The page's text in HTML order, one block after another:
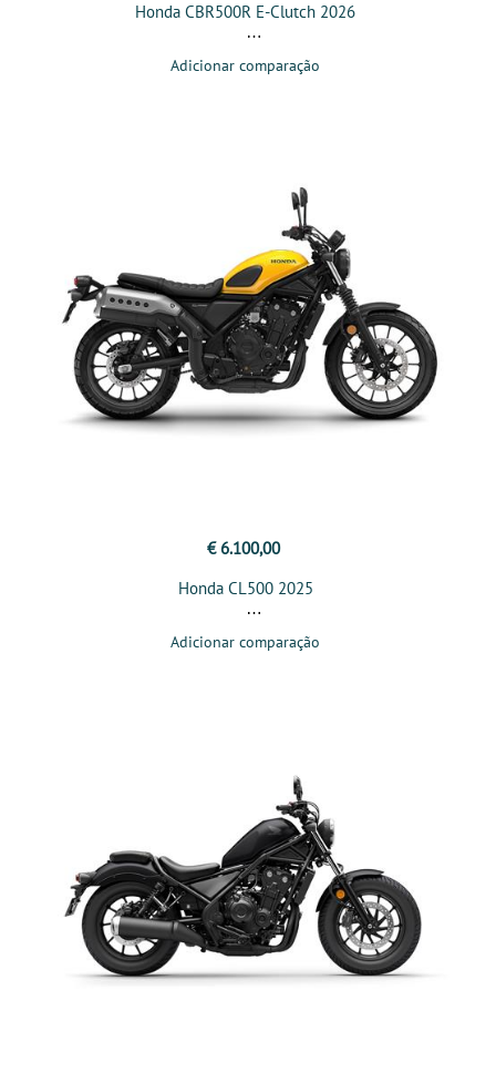
Honda CBR500R E-Clutch 2026
Adicionar comparação
€ 6.100,00
Honda CL500 2025
Adicionar comparação